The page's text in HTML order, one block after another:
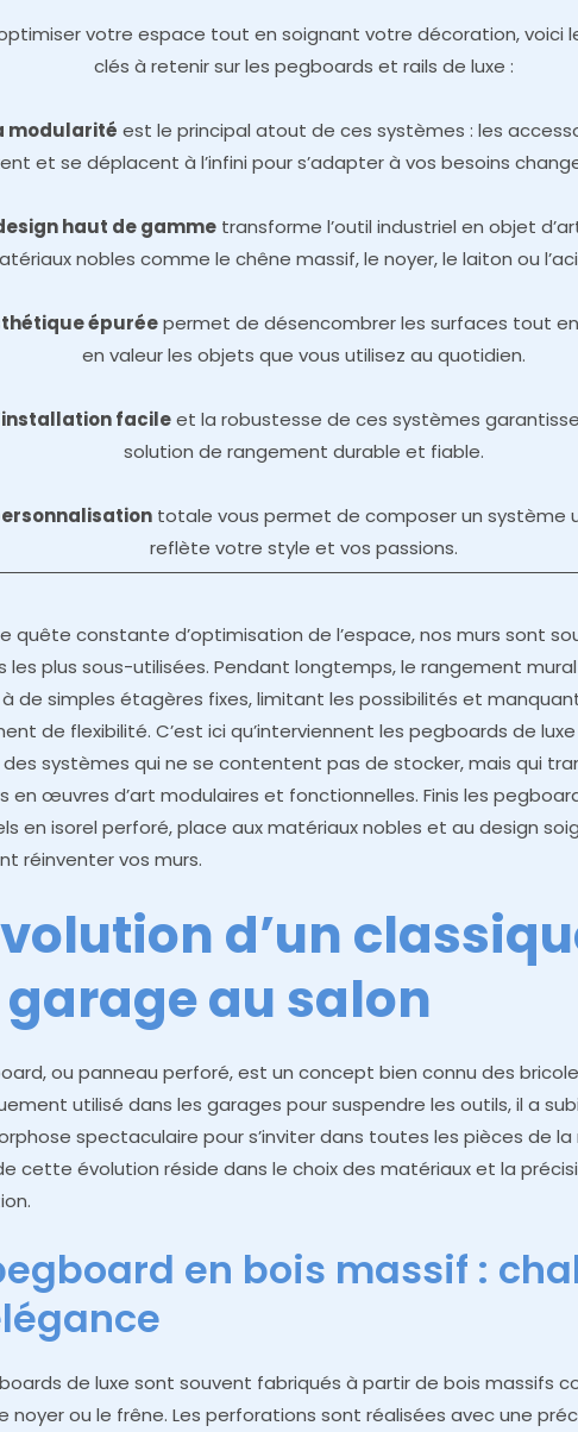
votre espace tout en soignant votre décoration, voici
clés à retenir sur les pegboards et rails de luxe :
modularité est le principal atout de ces systèmes : les
et se déplacent à l’infini pour s’adapter à vos besoins
haut de gammetransforme l’outil industriel en objet
nobles comme le chêne massif, le noyer, le laiton ou
épuréepermet de désencombrer les surfaces tout
en valeur les objets que vous utilisez au quotidien.
facileet la robustesse de ces systèmes
solution de rangement durable et fiable.
totale vous permet de composer un système
reflète votre style et vos passions.
quête constante d’optimisation de l’espace, nos murs sont
les plus sous-utilisées. Pendant longtemps, le rangement mural
de simples étagères fixes, limitant les possibilités et
de flexibilité. C’est ici qu’interviennent les pegboards de
des systèmes qui ne se contentent pas de stocker, mais qui
en œuvres d’art modulaires et fonctionnelles. Finis les
en isorel perforé, place aux matériaux nobles et au design
réinventer vos murs.
d’un
au salon
ou panneau perforé, est un concept bien connu des
utilisé dans les garages pour suspendre les outils, il a
spectaculaire pour s’inviter dans toutes les pièces de la
cette évolution réside dans le choix des matériaux et la
en bois massif :
de luxe sont souvent fabriqués à partir de bois massifs
noyer ou le frêne. Les perforations sont réalisées avec une